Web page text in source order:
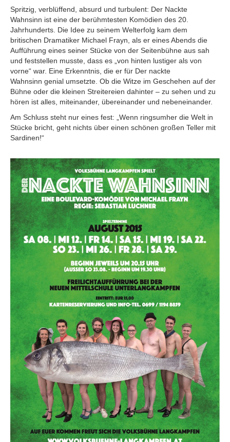
Spritzig, verblüffend, absurd und turbulent: Der Nackte
Wahnsinn ist eine der berühmtesten Komödien des 20.
Jahrhunderts. Die Idee zu seinem Welterfolg kam dem
britischen Dramatiker Michael Frayn, als er eines Abends die
Aufführung eines seiner Stücke von der Seitenbühne aus sah
und feststellen musste, dass es „von hinten lustiger als von
vorne“ war. Eine Erkenntnis, die er für Der nackte
Wahnsinn genial umsetzte. Ob die Witze im Geschehen auf der
Bühne oder die kleinen Streitereien dahinter – zu sehen und zu
hören ist alles, miteinander, übereinander und nebeneinander.
Am Schluss steht nur eines fest: „Wenn ringsumher die Welt in
Stücke bricht, geht nichts über einen schönen großen Teller mit
Sardinen!“